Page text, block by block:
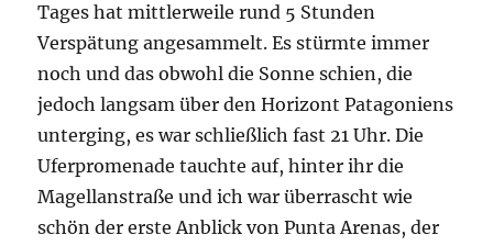
Tages hat mittlerweile rund 5 Stunden
Verspätung angesammelt. Es stürmte immer
noch und das obwohl die Sonne schien, die
jedoch langsam über den Horizont Patagoniens
unterging, es war schließlich fast 21 Uhr. Die
Uferpromenade tauchte auf, hinter ihr die
Magellanstraße und ich war überrascht wie
schön der erste Anblick von Punta Arenas, der